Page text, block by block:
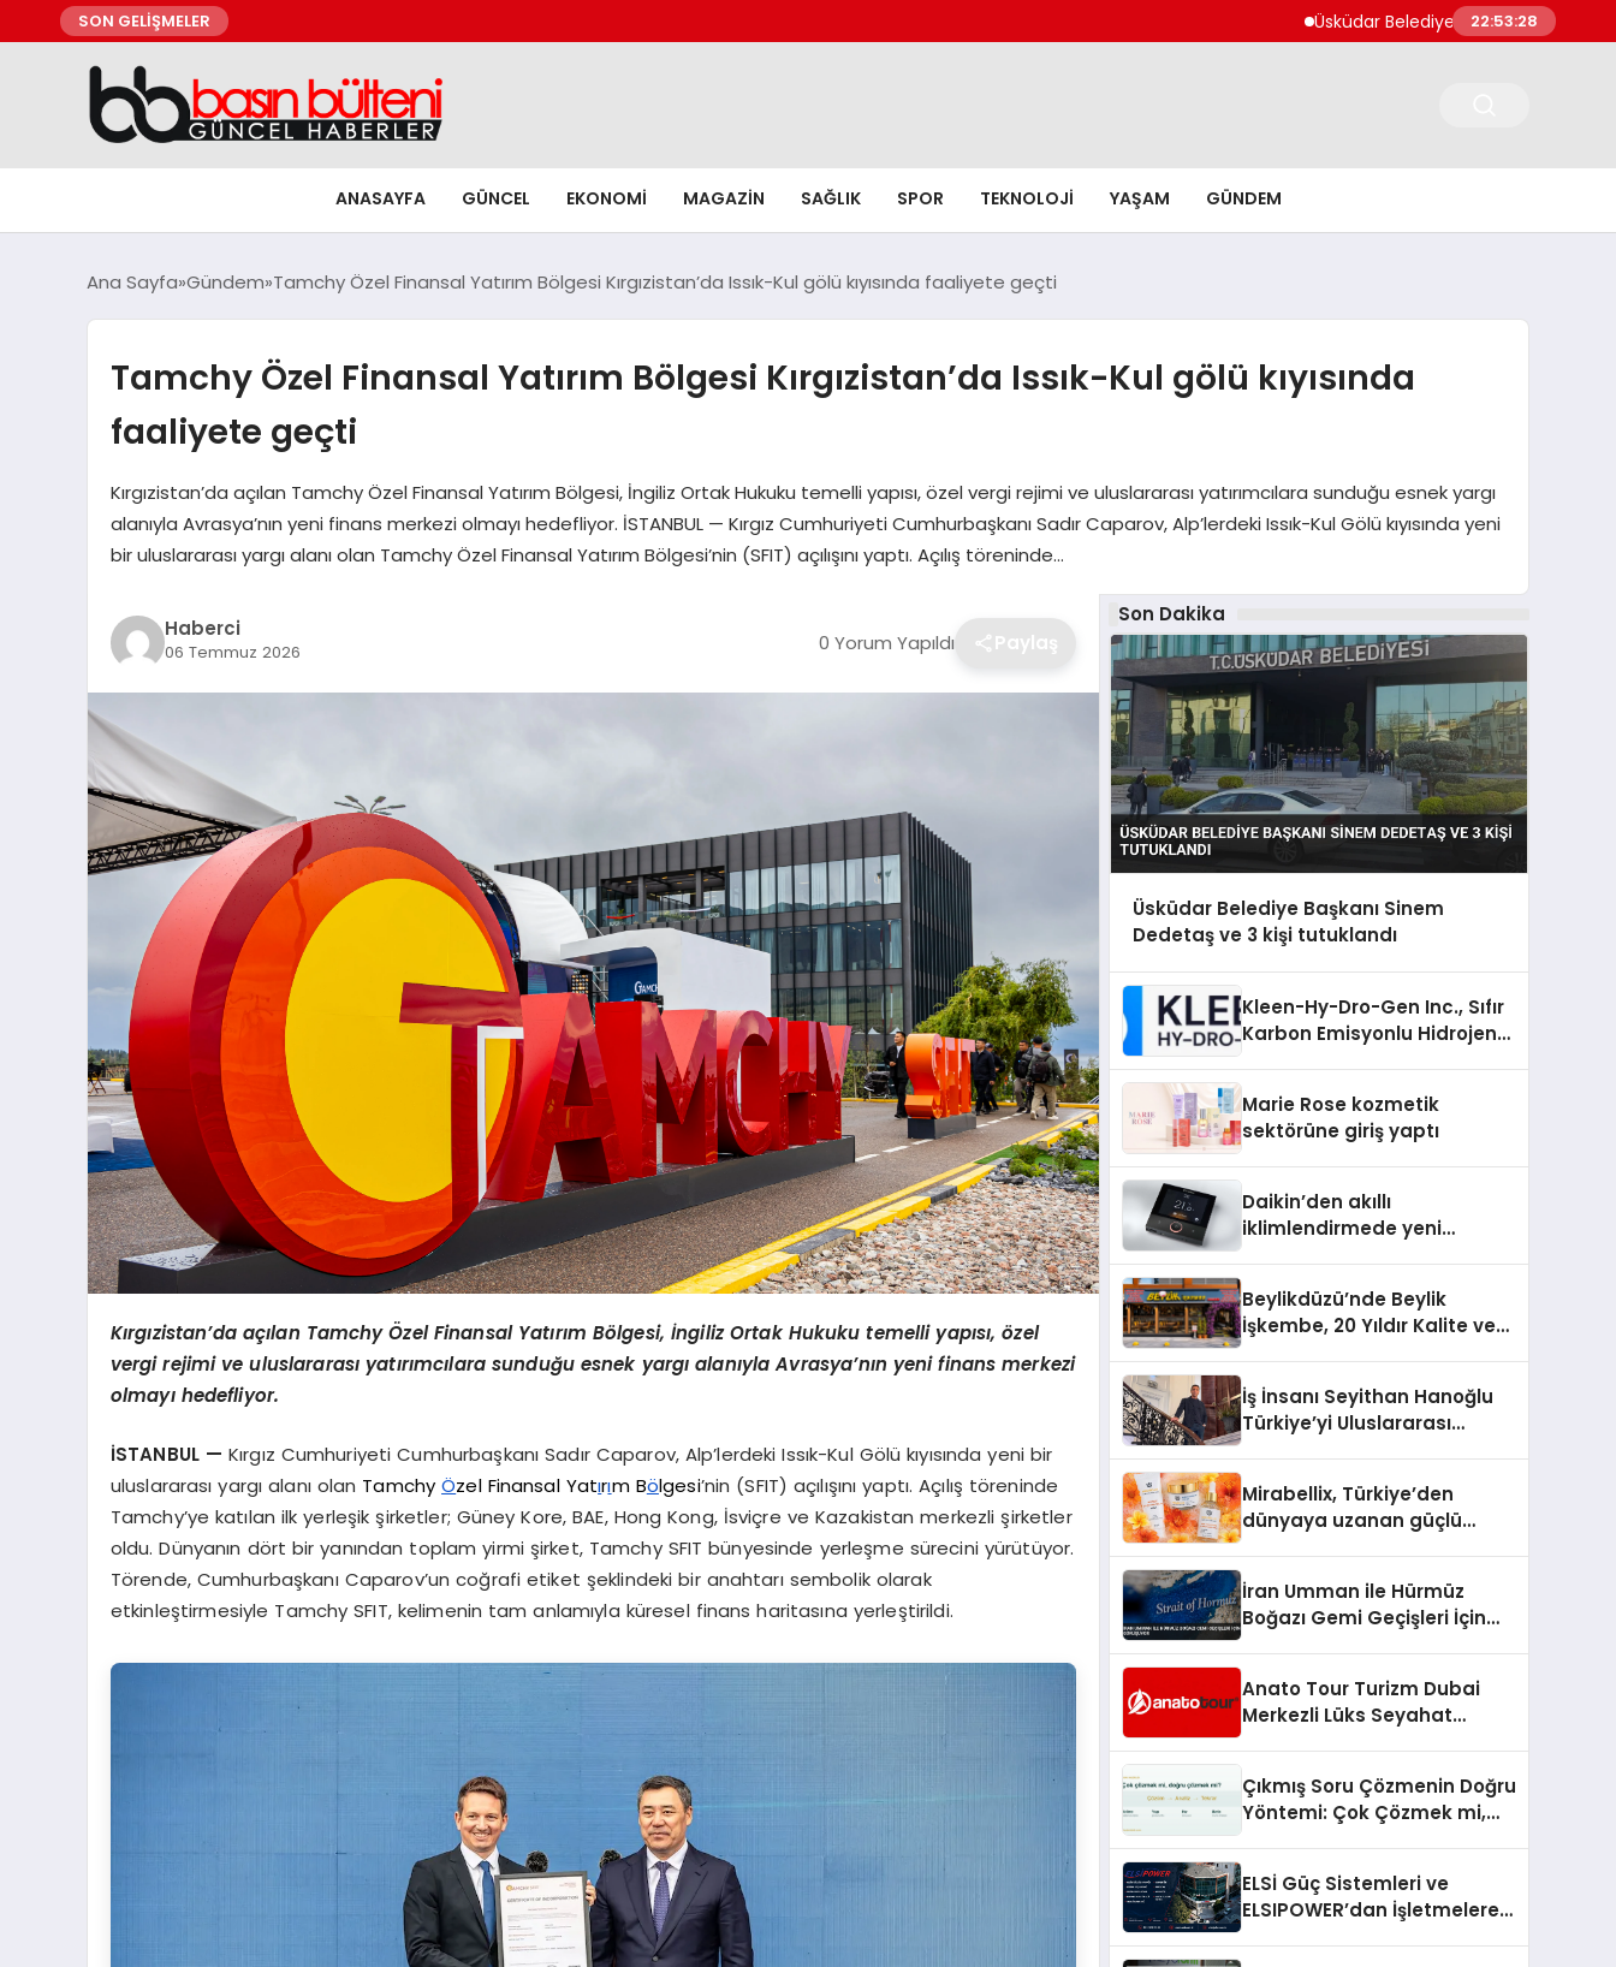
SON GELİŞMELER Üsküdar Belediye Başkanı Sinem Dedetaş ve 3 kişi
22:53:30
ANASAYFA GÜNCEL EKONOMI MAGAZIN SAĞLIK SPOR TEKNOLOJI YAŞAM GÜNDEM
Ana Sayfa Gündem Tamchy Özel Finansal Yatırım Bölgesi Kırgızistan’da Issık-Kul gölü kıyısında faaliyete geçti
Tamchy Özel Finansal Yatırım Bölgesi Kırgızistan’da Issık-Kul gölü kıyısında
faaliyete geçti
Kırgızistan’da açılan Tamchy Özel Finansal Yatırım Bölgesi, İngiliz Ortak Hukuku temelli yapısı, özel vergi rejimi ve uluslararası yatırımcılara sunduğu esnek yargı
alanıyla Avrasya’nın yeni finans merkezi olmayı hedefliyor. İSTANBUL — Kırgız Cumhuriyeti Cumhurbaşkanı Sadır Caparov, Alp’lerdeki Issık-Kul Gölü kıyısında yeni
bir uluslararası yargı alanı olan Tamchy Özel Finansal Yatırım Bölgesi’nin (SFIT) açılışını yaptı. Açılış töreninde…
Haberci
06 Temmuz 2026 0 Yorum Yapıldı Paylaş
Kırgızistan’da açılan Tamchy Özel Finansal Yatırım Bölgesi, İngiliz Ortak Hukuku temelli yapısı, özel
vergi rejimi ve uluslararası yatırımcılara sunduğu esnek yargı alanıyla Avrasya’nın yeni finans merkezi
olmayı hedefliyor.
İSTANBUL — Kırgız Cumhuriyeti Cumhurbaşkanı Sadır Caparov, Alp’lerdeki Issık-Kul Gölü kıyısında yeni bir
uluslararası yargı alanı olan TamchyÖzel Finansal Yatırım Bölgesi’nin (SFIT) açılışını yaptı. Açılış töreninde
Tamchy’ye katılan ilk yerleşik şirketler; Güney Kore, BAE, Hong Kong, İsviçre ve Kazakistan merkezli şirketler
oldu. Dünyanın dört bir yanından toplam yirmi şirket, Tamchy SFIT bünyesinde yerleşme sürecini yürütüyor.
Törende, Cumhurbaşkanı Caparov’un coğrafi etiket şeklindeki bir anahtarı sembolik olarak
etkinleştirmesiyle Tamchy SFIT, kelimenin tam anlamıyla küresel finans haritasına yerleştirildi.
Son Dakika
Üsküdar Belediye Başkanı Sinem
Dedetaş ve 3 kişi tutuklandı
Kleen-Hy-Dro-Gen Inc., Sıfır
Karbon Emisyonlu Hidrojen
Aldı
Marie Rose kozmetik
sektörüne giriş yaptı
Daikin’den akıllı
iklimlendirmede yeni
Beylikdüzü’nde Beylik
İşkembe, 20 Yıldır Kalite ve
İş İnsanı Seyithan Hanoğlu
Türkiye’yi Uluslararası
Mirabellix, Türkiye’den
dünyaya uzanan güçlü
İran Umman ile Hürmüz
Boğazı Gemi Geçişleri İçin
Anato Tour Turizm Dubai
Merkezli Lüks Seyahat
Çıkmış Soru Çözmenin Doğru
Yöntemi: Çok Çözmek mi,
ELSİ Güç Sistemleri ve
ELSIPOWER’dan İşletmelere